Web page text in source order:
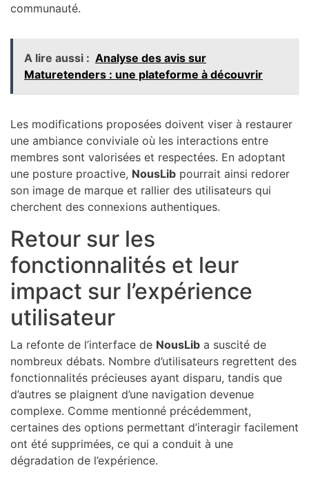
communauté.
A lire aussi : Analyse des avis sur
Maturetenders : une plateforme à découvrir
Les modifications proposées doivent viser à restaurer
une ambiance conviviale où les interactions entre
membres sont valorisées et respectées. En adoptant
une posture proactive, NousLib pourrait ainsi redorer
son image de marque et rallier des utilisateurs qui
cherchent des connexions authentiques.
Retour sur les
fonctionnalités et leur
impact sur l’expérience
utilisateur
La refonte de l’interface de NousLib a suscité de
nombreux débats. Nombre d’utilisateurs regrettent des
fonctionnalités précieuses ayant disparu, tandis que
d’autres se plaignent d’une navigation devenue
complexe. Comme mentionné précédemment,
certaines des options permettant d’interagir facilement
ont été supprimées, ce qui a conduit à une
dégradation de l’expérience.